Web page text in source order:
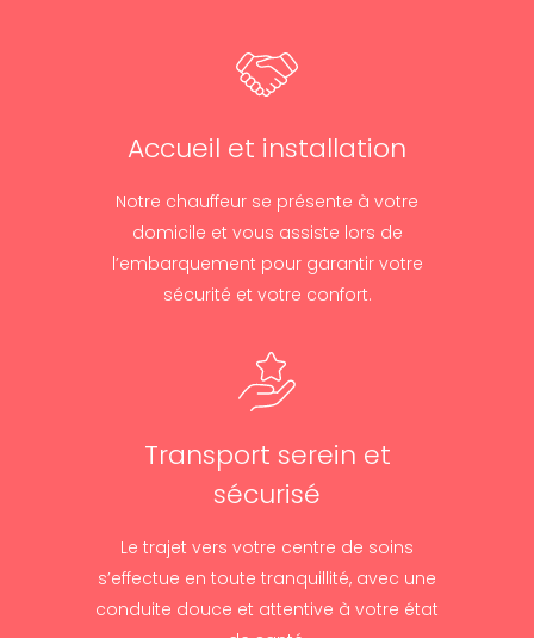
Accueil et installation
Notre chauffeur se présente à votre
domicile et vous assiste lors de
l’embarquement pour garantir votre
sécurité et votre confort.
Transport serein et
sécurisé
Le trajet vers votre centre de soins
s’effectue en toute tranquillité, avec une
conduite douce et attentive à votre état